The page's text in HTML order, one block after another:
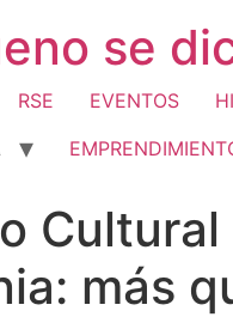
se
RSE EVENTOS
Cultural
más